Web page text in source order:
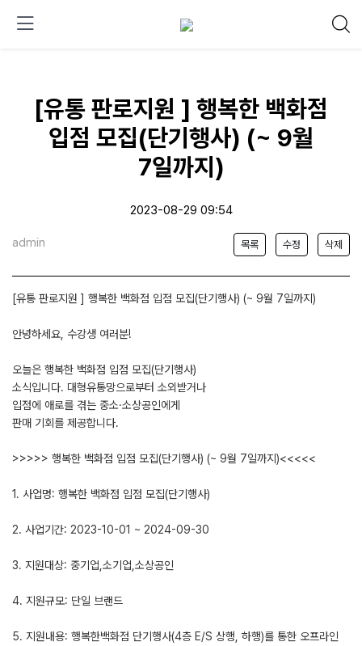
[유통 판로지원 ] 행복한 백화점
입점 모집(단기행사) (~ 9월
7일까지)
2023-08-29 09:54
admin 목록 수정 삭제
[유통 판로지원 ] 행복한 백화점 입점 모집(단기행사) (~ 9월 7일까지)
안녕하세요, 수강생 여러분!
오늘은 행복한 백화점 입점 모집(단기행사)
소식입니다. 대형유통망으로부터 소외받거나
입점에 애로를 겪는 중소·소상공인에게
판매 기회를 제공합니다.
>>>>> 행복한 백화점 입점 모집(단기행사) (~ 9월 7일까지)<<<<<
1. 사업명: 행복한 백화점 입점 모집(단기행사)
2. 사업기간: 2023-10-01 ~ 2024-09-30
3. 지원대상: 중기업,소기업,소상공인
4. 지원규모: 단일 브랜드
5. 지원내용: 행복한백화점 단기행사(4층 E/S 상행, 하행)를 통한 오프라인